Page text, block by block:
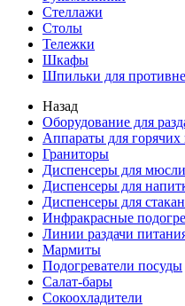
Стеллажи
Столы
Тележки
Шкафы
Шпильки для
Назад
Оборудование для
Аппараты для горячих
Граниторы
Диспенсеры для мюсли
Диспенсеры для
Диспенсеры для
Инфракрасные
Линии раздачи
Мармиты
Подогреватели посуды
Салат-бары
Сокоохладители